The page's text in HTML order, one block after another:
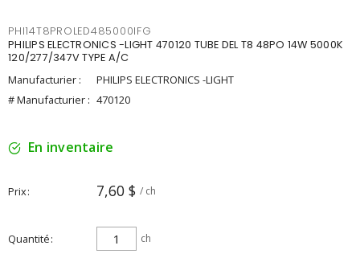
PHI14T8PROLED485000IFG
PHILIPS ELECTRONICS -LIGHT 470120 TUBE DEL T8 48PO 14W 5000K
120/277/347V TYPE A/C
Manufacturier :
PHILIPS ELECTRONICS -LIGHT
# Manufacturier : 470120
En inventaire
Prix 7,60 $ / ch
Quantité ch